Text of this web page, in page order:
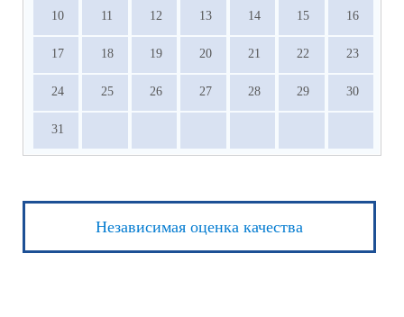
10 11 12 13 14 15 16
17 18 19 20 21 22 23
24 25 26 27 28 29 30
31
Независимая оценка качества